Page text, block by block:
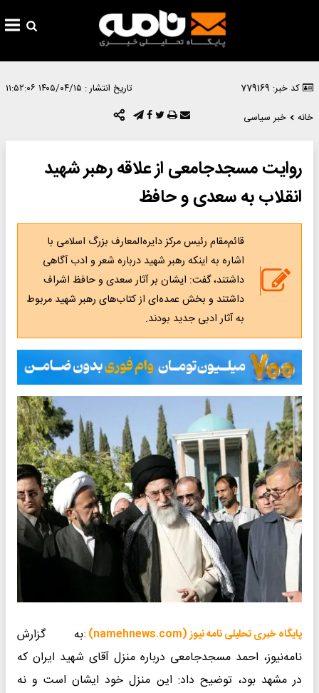
کد خبر: 779169 تاریخ انتشار : ۱۴۰۵/۰۴/۱۵ ۱۱:۵۲:۰۶
خانه
خبر سیاسی
روایت مسجدجامعی از علاقه رهبر شهید
انقلاب به سعدی و حافظ
قائم‌مقام رئیس مرکز دایره‌المعارف بزرگ اسلامی با
اشاره به اینکه رهبر شهید درباره شعر و ادب آگاهی
داشتند، گفت: ایشان بر آثار سعدی و حافظ اشراف
داشتند و بخش عمده‌ای از کتاب‌های رهبر شهید مربوط
به آثار ادبی جدید بودند.
پایگاه خبری تحلیلی نامه نیوز (namehnews.com) :
به گزارش
نامه‌نیوز، احمد مسجدجامعی درباره منزل آقای شهید ایران که
در مشهد بود، توضیح داد: این منزل خود ایشان است و نه